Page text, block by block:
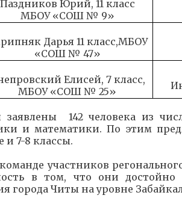
Паздников Юрий, 11 класс
МБОУ «СОШ № 9»
Дарья 11 класс,МБОУ
«СОШ № 47»
Елисей, 7 класс,
МБОУ «СОШ № 25»
142 человека из
и математики. По этим
7-8 классы.
участников
в том, что они достойно
города Читы на уровне